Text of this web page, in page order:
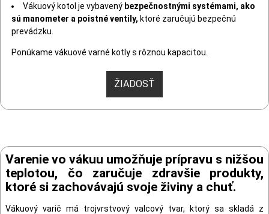
Vákuový kotol je vybavený bezpečnostnými systémami, ako
sú manometer a poistné ventily, ktoré zaručujú bezpečnú
prevádzku.
Ponúkame vákuové varné kotly s rôznou kapacitou.
ŽIADOSŤ
Varenie vo vákuu umožňuje prípravu s nižšou
teplotou, čo zaručuje zdravšie produkty,
ktoré si zachovávajú svoje živiny a chuť.
Vákuový varič má trojvrstvový valcový tvar, ktorý sa skladá z